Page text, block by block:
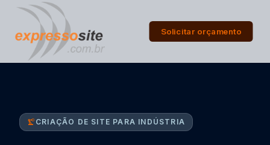
Solicitar orçamento
precision_manufacturingCRIAÇÃO DE SITE PARA INDÚSTRIA